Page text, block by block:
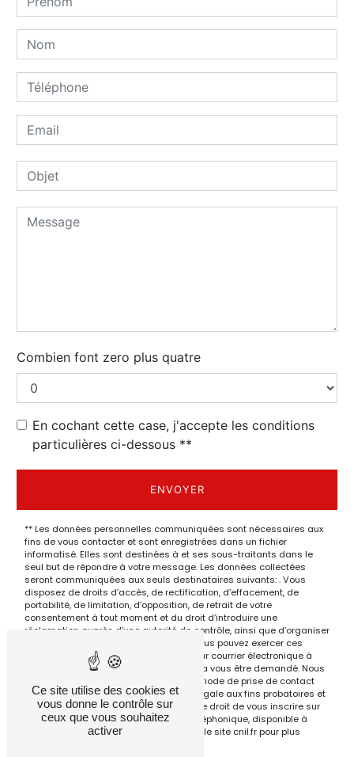
Combien font zero plus quatre
En cochant cette case, j'accepte les conditions
particulières ci-dessous **
ENVOYER
** Les données personnelles communiquées sont nécessaires aux
fins de vous contacter et sont enregistrées dans un fichier
informatisé. Elles sont destinées à et ses sous-traitants dans le
seul but de répondre à votre message. Les données collectées
seront communiquées aux seuls destinataires suivants: . Vous
disposez de droits d’accès, de rectification, d’effacement, de
portabilité, de limitation, d’opposition, de retrait de votre
consentement à tout moment et du droit d’introduire une
réclamation auprès d’une autorité de contrôle, ainsi que d’organiser
le sort de vos données post-mortem. Vous pouvez exercer ces
droits par voie postale à l'adresse ou par courrier électronique à
l'adresse . Un justificatif d'identité pourra vous être demandé. Nous
conservons vos données pendant la période de prise de contact
puis pendant la durée de prescription légale aux fins probatoires et
de gestion des contentieux. Vous avez le droit de vous inscrire sur
la liste d'opposition au démarchage téléphonique, disponible à
cette adresse:Bloctel.gouv.fr
. Consultez le site cnil.fr pour plus
Ce site utilise des cookies et
vous donne le contrôle sur
ceux que vous souhaitez
activer